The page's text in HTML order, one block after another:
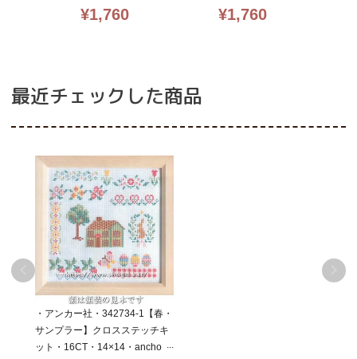
r・初心者向簡単キット
¥1,760
r・初心者向簡単キット
¥1,760
最近チェックした商品
・アンカー社・342734-1【春・
サンプラー】クロスステッチキ
ット・16CT・14×14・ancho